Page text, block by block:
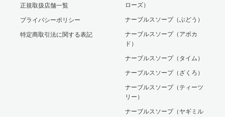
正規取扱店舗一覧
プライバシーポリシー
特定商取引法に関する表記
ローズ）
ナーブルスソープ（ぶどう）
ナーブルスソープ（アボカ
ド）
ナーブルスソープ（タイム）
ナーブルスソープ（ざくろ）
ナーブルスソープ（ティーツ
リー）
ナーブルスソープ（ヤギミル